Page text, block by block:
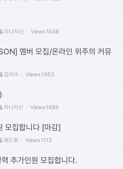
지니지닌 Views1548
멤버 모집/온라인 위주의 커뮤
김이수 Views1453
지니지닌 Views1499
모집합니다 [마감]
에드원 Views1113
추가인원 모집합니다.